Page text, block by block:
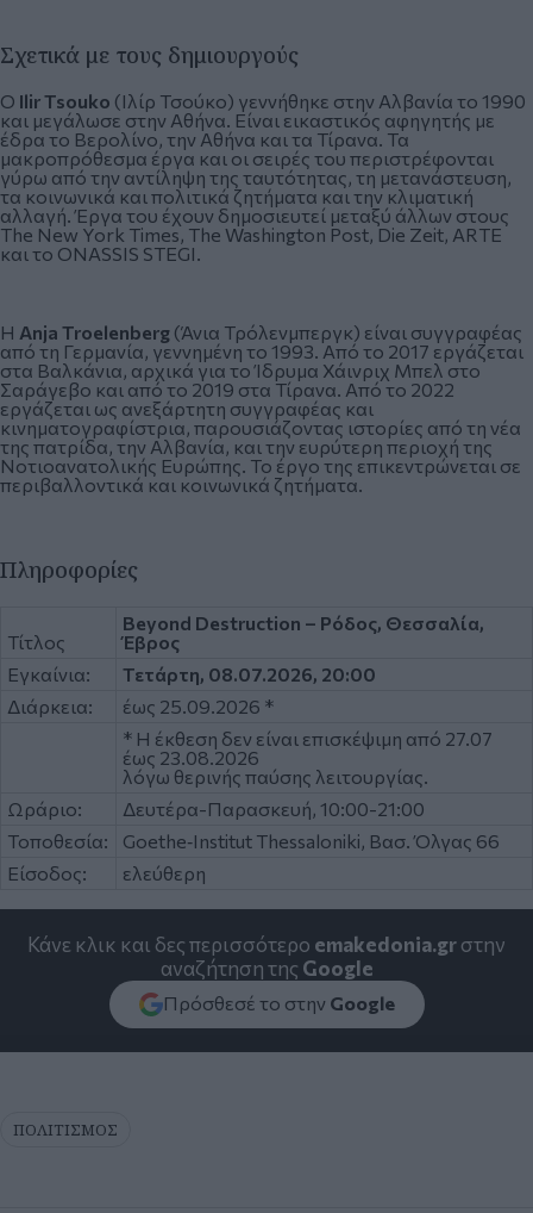
Σχετικά με τους δημιουργούς
Ο IlirTsouko (Ιλίρ Τσούκο) γεννήθηκε στην Αλβανία το 1990
και μεγάλωσε στην Αθήνα. Είναι εικαστικός αφηγητής με
έδρα το Βερολίνο, την Αθήνα και τα Τίρανα. Τα
μακροπρόθεσμα έργα και οι σειρές του περιστρέφονται
γύρω από την αντίληψη της ταυτότητας, τη μετανάστευση,
τα κοινωνικά και πολιτικά ζητήματα και την κλιματική
αλλαγή. Έργα του έχουν δημοσιευτεί μεταξύ άλλων στους
The New York Times, The Washington Post, Die Zeit, ARTE
και το ONASSIS STEGI.
Η Anja Troelenberg (Άνια Τρόλενμπεργκ) είναι συγγραφέας
από τη Γερμανία, γεννημένη το 1993. Από το 2017 εργάζεται
στα Βαλκάνια, αρχικά για το Ίδρυμα Χάινριχ Μπελ στο
Σαράγεβο και από το 2019 στα Τίρανα. Από το 2022
εργάζεται ως ανεξάρτητη συγγραφέας και
κινηματογραφίστρια, παρουσιάζοντας ιστορίες από τη νέα
της πατρίδα, την Αλβανία, και την ευρύτερη περιοχή της
Νοτιοανατολικής Ευρώπης. Το έργο της επικεντρώνεται σε
περιβαλλοντικά και κοινωνικά ζητήματα.
Πληροφορίες
Τίτλος
Beyond Destruction – Ρόδος, Θεσσαλία,
Έβρος
Εγκαίνια:
Τετάρτη, 08.07.2026, 20:00
Διάρκεια:
έως 25.09.2026 *
* Η έκθεση δεν είναι επισκέψιμη από 27.07
έως 23.08.2026
λόγω θερινής παύσης λειτουργίας.
Ωράριο:
Δευτέρα-Παρασκευή, 10:00-21:00
Τοποθεσία:
Goethe‑Institut Thessaloniki, Βασ. Όλγας 66
Είσοδος:
ελεύθερη
Κάνε κλικ και δες περισσότερο emakedonia.grστην
αναζήτηση της Google
Πρόσθεσέ το στην Google
ΠΟΛΙΤΙΣΜΟΣ